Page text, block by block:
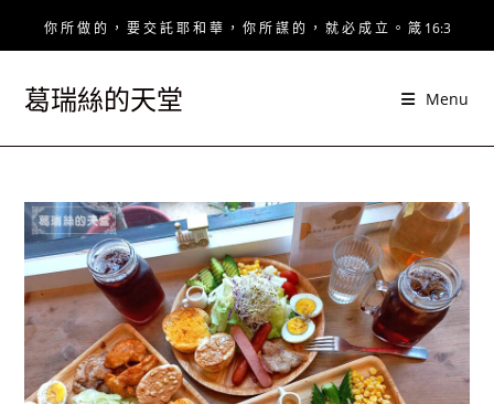
你 所 做 的 ， 要 交 託 耶 和 華 ， 你 所 謀 的 ， 就 必 成 立 。 箴 16:3
葛瑞絲的天堂 Menu